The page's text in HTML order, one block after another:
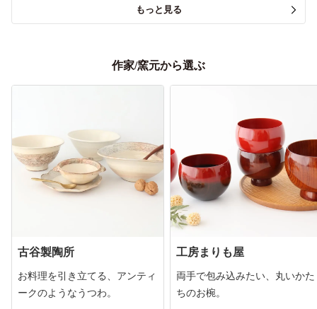
もっと見る
作家/窯元から選ぶ
古谷製陶所
お料理を引き立てる、アンティ
ークのようなうつわ。
工房まりも屋
両手で包み込みたい、丸いかた
ちのお椀。